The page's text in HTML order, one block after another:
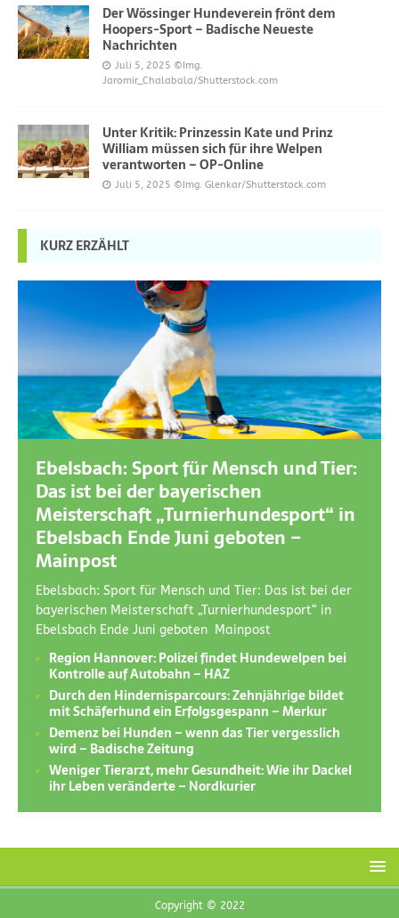
Der Wössinger Hundeverein frönt dem
Hoopers-Sport – Badische Neueste
Nachrichten
Juli 5, 2025 ©Img.
Jaromir_Chalabala/Shutterstock.com
Unter Kritik: Prinzessin Kate und Prinz
William müssen sich für ihre Welpen
verantworten – OP-Online
Juli 5, 2025 ©Img. Glenkar/Shutterstock.com
KURZ ERZÄHLT
Ebelsbach: Sport für Mensch und Tier:
Das ist bei der bayerischen
Meisterschaft „Turnierhundesport“ in
Ebelsbach Ende Juni geboten –
Mainpost
Ebelsbach: Sport für Mensch und Tier: Das ist bei der
bayerischen Meisterschaft „Turnierhundesport“ in
Ebelsbach Ende Juni geboten Mainpost
Region Hannover: Polizei findet Hundewelpen bei
Kontrolle auf Autobahn – HAZ
Durch den Hindernisparcours: Zehnjährige bildet
mit Schäferhund ein Erfolgsgespann – Merkur
Demenz bei Hunden – wenn das Tier vergesslich
wird – Badische Zeitung
Weniger Tierarzt, mehr Gesundheit: Wie ihr Dackel
ihr Leben veränderte – Nordkurier
Copyright © 2022